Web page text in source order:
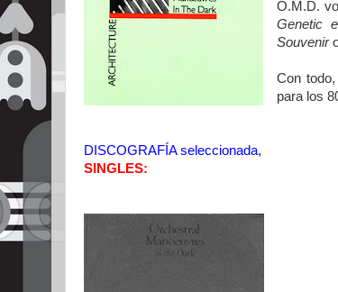
O.M.D.
Genetic
Souvenir
Con
para los
DISCOGRAFÍA seleccionada,
SINGLES: